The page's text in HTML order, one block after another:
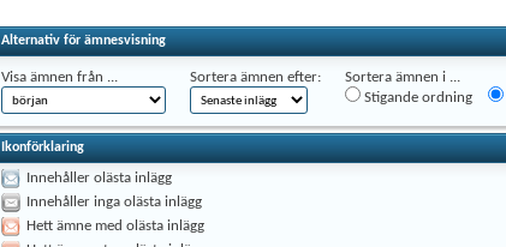
Alternativ för ämnesvisning
Visa ämnen från ... Sortera ämnen efter:
Sortera ämnen i ...
Stigande ordning
Ikonförklaring
Innehåller olästa inlägg
Innehåller inga olästa inlägg
Hett ämne med olästa inlägg